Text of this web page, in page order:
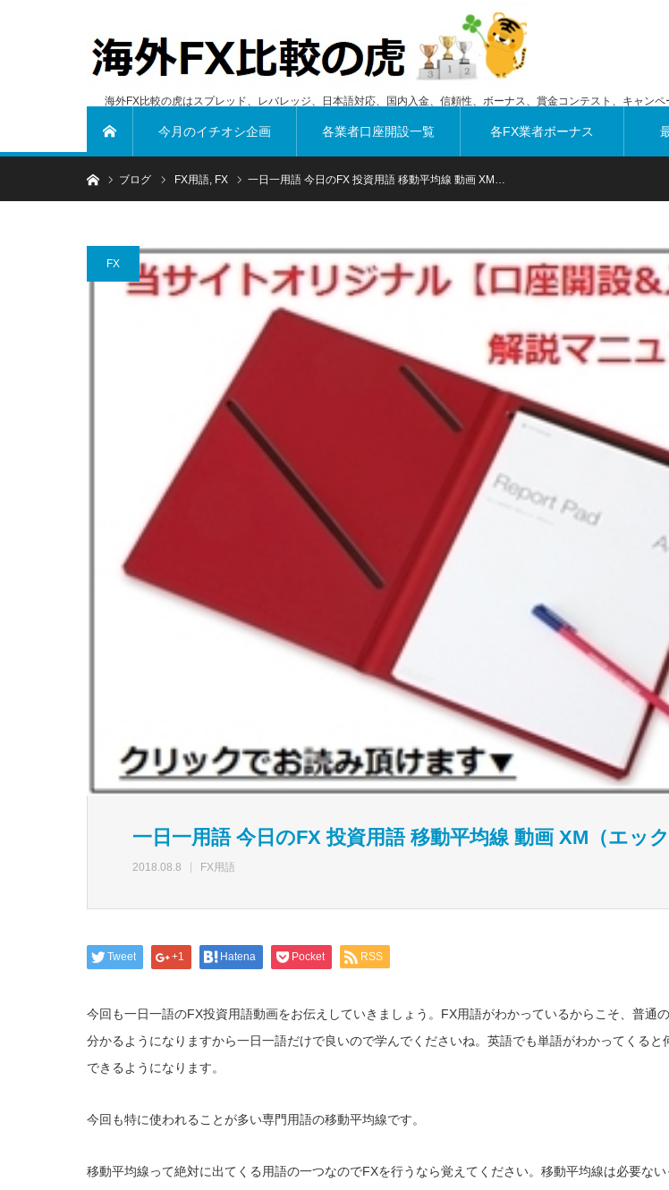
海外FX比較の虎はスプレッド、レバレッジ、日本語対応、国内入金、信頼性、ボーナス、賞金コンテスト、キャン
今月のイチオシ企画 各業者口座開設一覧 各FX業者ボーナス
ホームブログ FX用語, FX 一日一用語 今日のFX 投資用語 移動平均線 動画 XM…
FX
一日一用語 今日のFX 投資用語 移動平均線 動画 XM（エック
2018.08.8 FX用語
Tweet +1 Hatena Pocket RSS
今回も一日一語のFX投資用語動画をお伝えしていきましょう。FX用語がわかっているからこそ、普通
分かるようになりますから一日一語だけで良いので学んでくださいね。英語でも単語がわかってくると
できるようになります。
今回も特に使われることが多い専門用語の移動平均線です。
移動平均線って絶対に出てくる用語の一つなのでFXを行うなら覚えてください。移動平均線は必要ない